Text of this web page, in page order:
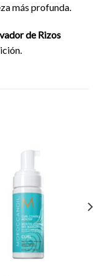
más profunda.
de Rizos